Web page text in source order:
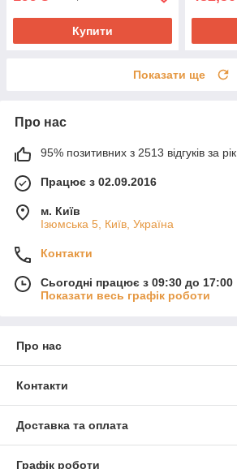
Купити
Показати ще
Про нас
95% позитивних з 2513 відгуків за рік
Працює з 02.09.2016
м. Київ
Ізюмська 5, Київ, Україна
Контакти
Сьогодні працює з 09:30 до 17:00
Показати весь графік роботи
Про нас
Контакти
Доставка та оплата
Графік роботи